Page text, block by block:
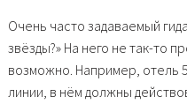
Очень часто задаваемый
звёзды?» На него не так-то
возможно. Например, отель
линии, в нём должны